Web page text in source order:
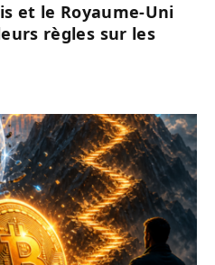
et le Royaume-Uni
règles sur les